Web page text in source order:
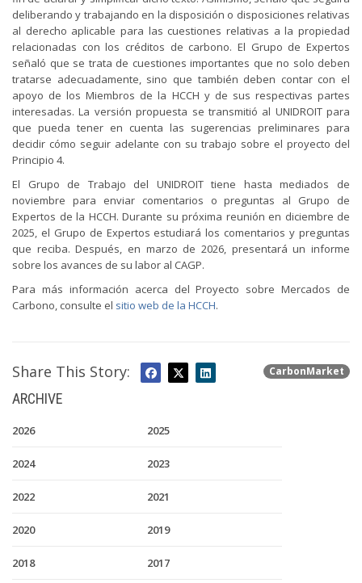
deliberando y trabajando en la disposición o disposiciones relativas
al derecho aplicable para las cuestiones relativas a la propiedad
relacionadas con los créditos de carbono. El Grupo de Expertos
señaló que se trata de cuestiones importantes que no solo deben
tratarse adecuadamente, sino que también deben contar con el
apoyo de los Miembros de la HCCH y de sus respectivas partes
interesadas. La versión propuesta se transmitió al UNIDROIT para
que pueda tener en cuenta las sugerencias preliminares para
decidir cómo seguir adelante con su trabajo sobre el proyecto del
Principio 4.
El Grupo de Trabajo del UNIDROIT tiene hasta mediados de
noviembre para enviar comentarios o preguntas al Grupo de
Expertos de la HCCH. Durante su próxima reunión en diciembre de
2025, el Grupo de Expertos estudiará los comentarios y preguntas
que reciba. Después, en marzo de 2026, presentará un informe
sobre los avances de su labor al CAGP.
Para más información acerca del Proyecto sobre Mercados de
Carbono, consulte el sitio web de la HCCH.
CarbonMarket
Share This Story:
ARCHIVE
2026 2025
2024 2023
2022 2021
2020 2019
2018 2017